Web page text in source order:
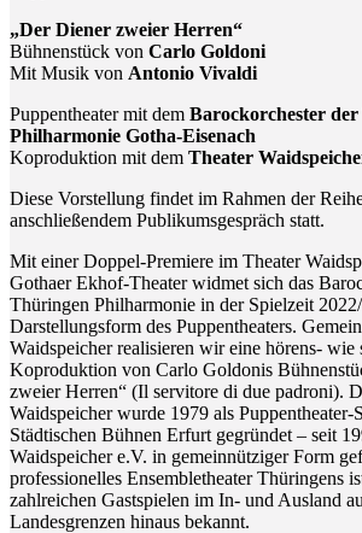
„Der Diener zweier Herren“
Bühnenstück vonCarlo Goldoni
Mit Musik von Antonio Vivaldi
Puppentheater mit demBarockorchester
Philharmonie Gotha-Eisenach
Koproduktion mit demTheater
Diese Vorstellung findet im Rahmen der
anschließendem Publikumsgespräch statt.
Mit einer Doppel-Premiere im Theater
Gothaer Ekhof-Theater widmet sich das
Thüringen Philharmonie in der Spielzeit
Darstellungsform des Puppentheaters.
Waidspeicher realisieren wir eine hörens- wie
Koproduktion von Carlo Goldonis
zweier Herren“ (Il servitore di due padroni).
Waidspeicher wurde 1979 als Puppentheater-
Städtischen Bühnen Erfurt gegründet – seit
Waidspeicher e.V. in gemeinnütziger Form
professionelles Ensembletheater Thüringens
zahlreichen Gastspielen im In- und Ausland
Landesgrenzen hinaus bekannt.